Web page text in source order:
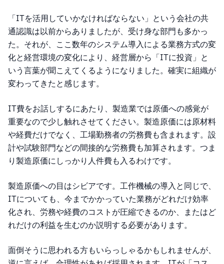
「ITを活用していかなければならない」という会社の共
通認識は以前からありましたが、受け身な部門も多かっ
た。それが、ここ数年のシステム導入による業務方式の変
化と経営環境の変化により、経営層から「ITに投資」と
いう言葉が聞こえてくるようになりました。確実に組織が
変わってきたと感じます。
IT費をお話しするにあたり、製造業では原価への感覚が
重要なので少し触れさせてください。製造原価には原材料
や経費だけでなく、工場勤務者の労務費も含まれます。設
計や試験部門などの間接的な労務費も加算されます。つま
り製造原価にしっかり人件費も入るわけです。
製造原価への目はシビアです。工作機械の導入と同じで、
ITについても、今までかかっていた業務がどれだけ効率
化され、労務や経費のコストが圧縮できるのか、またはど
れだけの利益を生むのか説明する必要があります。
面倒そうに思われる方もいらっしゃるかもしれませんが、